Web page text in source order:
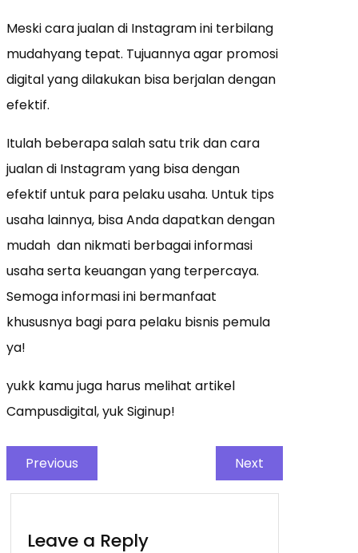
Meski cara jualan di Instagram ini terbilang
mudahyang tepat. Tujuannya agar promosi
digital yang dilakukan bisa berjalan dengan
efektif.
Itulah beberapa salah satu trik dan cara
jualan di Instagram yang bisa dengan
efektif untuk para pelaku usaha. Untuk tips
usaha lainnya, bisa Anda dapatkan dengan
mudah dan nikmati berbagai informasi
usaha serta keuangan yang terpercaya.
Semoga informasi ini bermanfaat
khususnya bagi para pelaku bisnis pemula
ya!
yukk kamu juga harus melihat artikel
Campusdigital, yuk Siginup!
Previous Next
Leave a Reply